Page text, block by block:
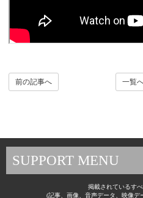
前の記事へ 一覧
SUPPORT MENU
掲載されているす
(記事、画像、音声データ、映像デ